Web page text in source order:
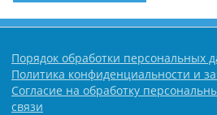
Порядок обработки персональных
Политика конфиденциальности и
Согласие на обработку
связи